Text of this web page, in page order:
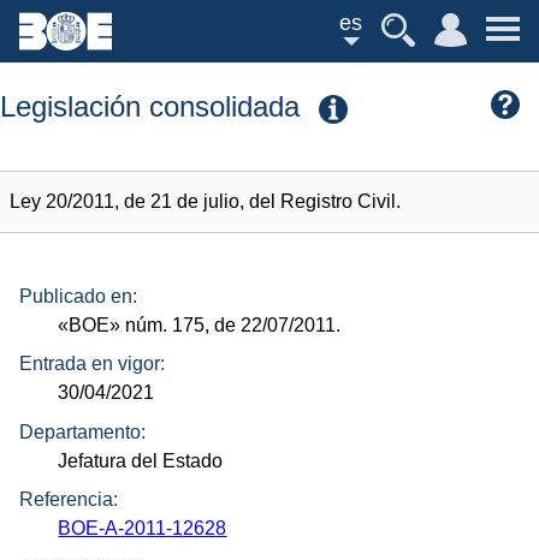
es
Legislación consolidada
Ley 20/2011, de 21 de julio, del Registro Civil.
Publicado en:
«BOE» núm. 175, de 22/07/2011.
Entrada en vigor:
30/04/2021
Departamento:
Jefatura del Estado
Referencia:
BOE-A-2011-12628